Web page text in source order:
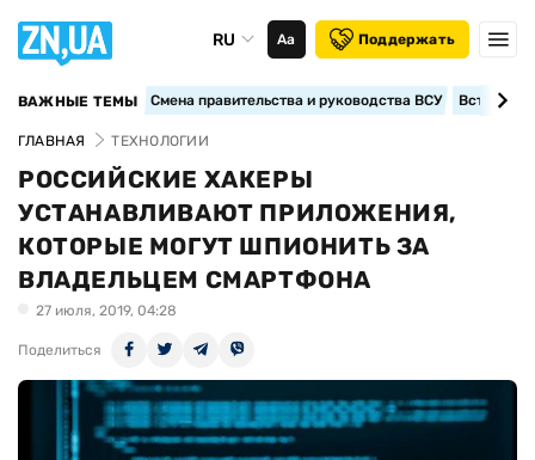
RU Аа Поддержать
ВАЖНЫЕ ТЕМЫ Смена правительства и руководства ВСУ
ГЛАВНАЯ ТЕХНОЛОГИИ
РОССИЙСКИЕ ХАКЕРЫ
УСТАНАВЛИВАЮТ ПРИЛОЖЕНИЯ,
КОТОРЫЕ МОГУТ ШПИОНИТЬ ЗА
ВЛАДЕЛЬЦЕМ СМАРТФОНА
27 июля, 2019, 04:28
Поделиться